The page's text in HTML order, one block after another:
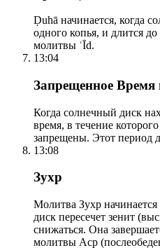
Ḍuhā начинается, когда
одного копья, и длится
молитвы ʿĪd.
13:04
Запрещенное Время
Когда солнечный диск
время, в течение
запрещены. Этот период
13:08
Зухр
Молитва Зухр
диск пересечет зенит
снижаться. Она
молитвы Аср